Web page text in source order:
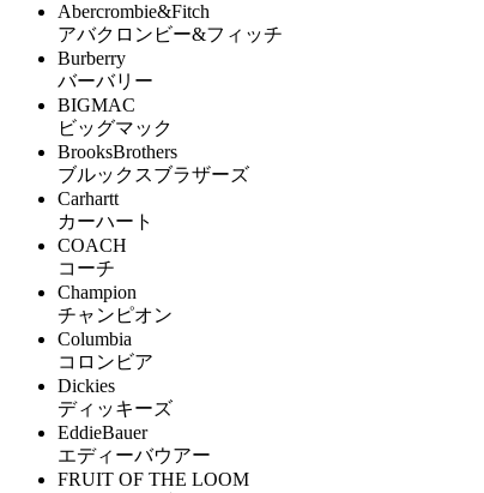
Abercrombie&Fitch
アバクロンビー&フィッチ
Burberry
バーバリー
BIGMAC
ビッグマック
BrooksBrothers
ブルックスブラザーズ
Carhartt
カーハート
COACH
コーチ
Champion
チャンピオン
Columbia
コロンビア
Dickies
ディッキーズ
EddieBauer
エディーバウアー
FRUIT OF THE LOOM